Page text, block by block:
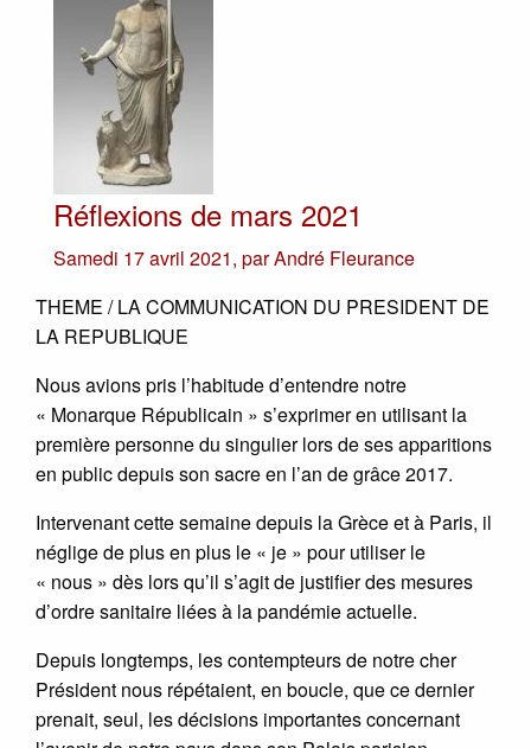
Réflexions de mars 2021
Samedi 17 avril 2021, parAndré Fleurance
THEME / LA COMMUNICATION DU PRESIDENT DE
LA REPUBLIQUE
Nous avions pris l’habitude d’entendre notre
« Monarque Républicain » s’exprimer en utilisant la
première personne du singulier lors de ses apparitions
en public depuis son sacre en l’an de grâce 2017.
Intervenant cette semaine depuis la Grèce et à Paris, il
néglige de plus en plus le « je » pour utiliser le
« nous » dès lors qu’il s’agit de justifier des mesures
d’ordre sanitaire liées à la pandémie actuelle.
Depuis longtemps, les contempteurs de notre cher
Président nous répétaient, en boucle, que ce dernier
prenait, seul, les décisions importantes concernant